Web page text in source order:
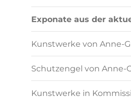
Exponate aus der
Kunstwerke von Anne-
Schutzengel von Anne-
Kunstwerke in